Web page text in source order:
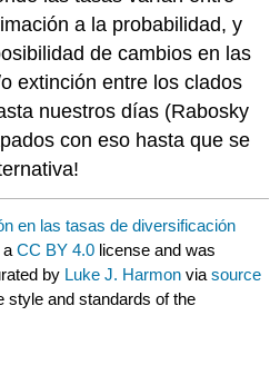
a la probabilidad, y
de cambios en las
extinción entre los clados
nuestros días (Rabosky
con eso hasta que se
en las tasas de diversificación
aCC BY 4.0 license and was
by Luke J. Harmon viasource
style and standards of the